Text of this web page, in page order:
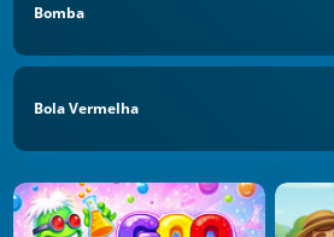
Bomba
Bola Vermelha